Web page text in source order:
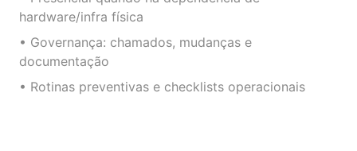
hardware/infra física
• Governança: chamados, mudanças e
documentação
• Rotinas preventivas e checklists operacionais